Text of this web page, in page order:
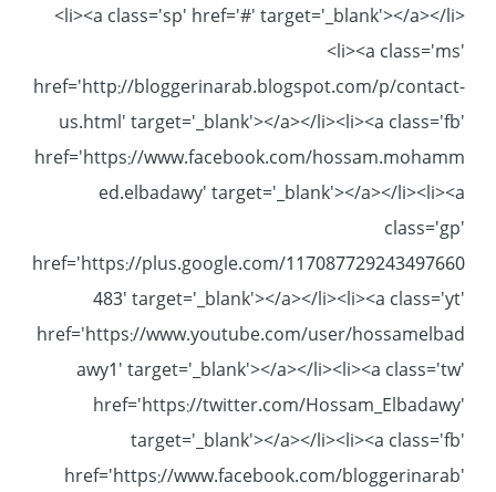
<li><a class='sp' href='#' target='_blank'></a></li>
<li><a class='ms'
href='http://bloggerinarab.blogspot.com/p/contact-
us.html' target='_blank'></a></li><li><a class='fb'
href='https://www.facebook.com/hossam.mohamm
ed.elbadawy' target='_blank'></a></li><li><a
class='gp'
href='https://plus.google.com/117087729243497660
483' target='_blank'></a></li><li><a class='yt'
href='https://www.youtube.com/user/hossamelbad
awy1' target='_blank'></a></li><li><a class='tw'
href='https://twitter.com/Hossam_Elbadawy'
target='_blank'></a></li><li><a class='fb'
href='https://www.facebook.com/bloggerinarab'